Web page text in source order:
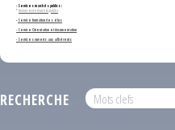
- Services marchés publics :
*Annonces de marchés publics
-Service formation des élus
- Service Orientation et documentation
- Services ouverts aux adhérents
RECHERCHE